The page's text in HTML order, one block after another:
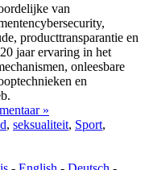
van
producttransparantie en
jaar ervaring in het
onleesbare
en
»
, seksualiteit, Sport,